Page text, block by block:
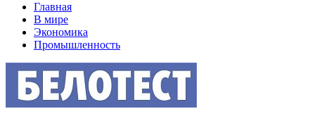
Главная
В мире
Экономика
Промышленность